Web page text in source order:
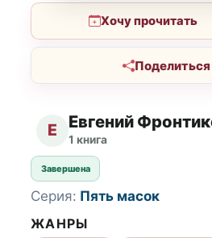
Хочу прочитать
Поделиться
Е Евгений
1 книга
Завершена
Серия: Пять масок
ЖАНРЫ